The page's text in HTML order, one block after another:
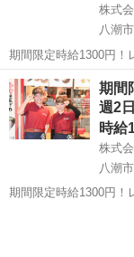
八潮市
期間限定時給1300円！
験歓迎◎まかない有！履歴書不要 仕事内
★週2日～、1日3h～◎
分食べ...
埼玉 八潮市 レ
期間
週2
時給
八潮市
期間限定時給1300円